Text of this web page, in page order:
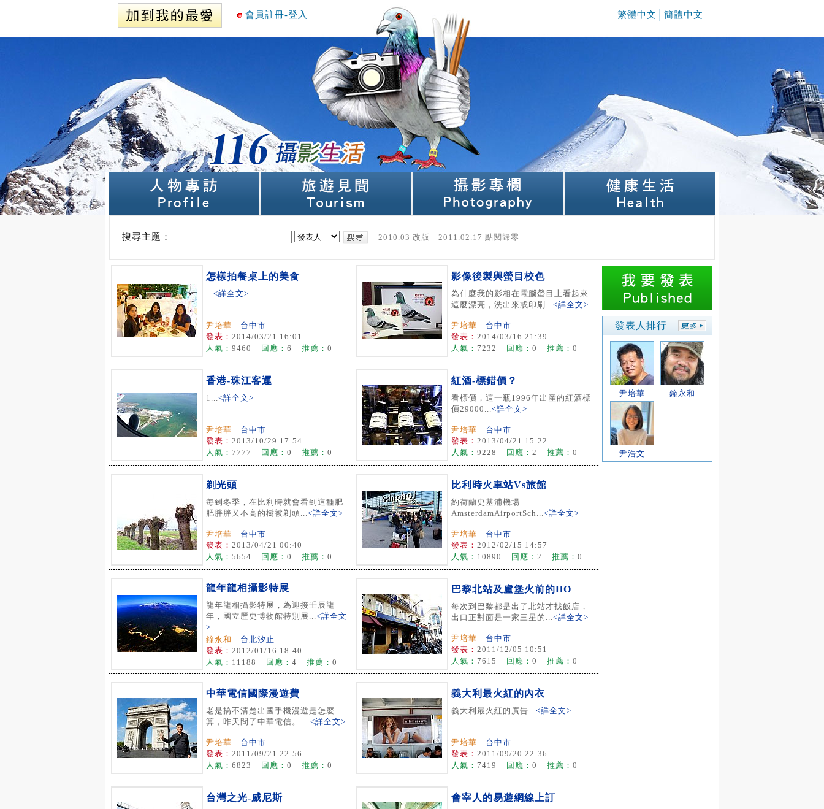
會員註冊-登入 繁體中文 簡體中文
搜尋主題： 2010.03 改版 2011.02.17 點閱歸零
怎樣拍餐桌上的美食
...<詳全文>
尹培華
台中市
發表： 2014/03/21 16:01
人氣： 9460 回應： 6 推薦： 0
影像後製與螢目校色
為什麼我的影相在電腦螢目上看起來
這麼漂亮，洗出來或印刷...<詳全文>
尹培華
台中市
發表： 2014/03/16 21:39
人氣： 7232 回應： 0 推薦： 0
香港-珠江客運
1...<詳全文>
尹培華
台中市
發表： 2013/10/29 17:54
人氣： 7777 回應： 0 推薦： 0
紅酒-標錯價？
看標價，這一瓶1996年出産的紅酒標
價29000...<詳全文>
尹培華
台中市
發表： 2013/04/21 15:22
人氣： 9228 回應： 2 推薦： 0
剃光頭
每到冬季，在比利時就會看到這種肥
肥胖胖又不高的樹被剃頭...<詳全文>
尹培華
台中市
發表： 2013/04/21 00:40
人氣： 5654 回應： 0 推薦： 0
比利時火車站Vs旅館
約荷蘭史基浦機場
AmsterdamAirportSch...<詳全文>
尹培華
台中市
發表： 2012/02/15 14:57
人氣： 10890 回應： 2 推薦： 0
龍年龍相攝影特展
龍年龍相攝影特展，為迎接壬辰龍
年，國立歷史博物館特別展...<詳全文
>
鐘永和
台北汐止
發表： 2012/01/16 18:40
人氣： 11188 回應： 4 推薦： 0
巴黎北站及盧堡火前的HO
每次到巴黎都是出了北站才找飯店，
出口正對面是一家三星的...<詳全文>
尹培華
台中市
發表： 2011/12/05 10:51
人氣： 7615 回應： 0 推薦： 0
中華電信國際漫遊費
老是搞不清楚出國手機漫遊是怎麼
算，昨天問了中華電信。 ...<詳全文>
尹培華
台中市
發表： 2011/09/21 22:56
人氣： 6823 回應： 0 推薦： 0
義大利最火紅的內衣
義大利最火紅的廣告...<詳全文>
尹培華
台中市
發表： 2011/09/20 22:36
人氣： 7419 回應： 0 推薦： 0
台灣之光-威尼斯 會宰人的易遊網線上訂
發表人排行
尹培華 鐘永和
尹浩文